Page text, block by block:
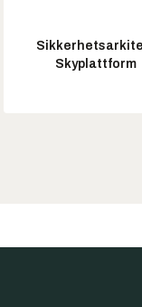
Skyplattform